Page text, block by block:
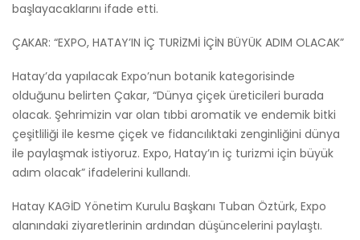
başlayacaklarını ifade etti.
ÇAKAR: “EXPO, HATAY’IN İÇ TURİZMİ İÇİN BÜYÜK ADIM OLACAK”
Hatay’da yapılacak Expo’nun botanik kategorisinde
olduğunu belirten Çakar, “Dünya çiçek üreticileri burada
olacak. Şehrimizin var olan tıbbi aromatik ve endemik bitki
çeşitliliği ile kesme çiçek ve fidancılıktaki zenginliğini dünya
ile paylaşmak istiyoruz. Expo, Hatay’ın iç turizmi için büyük
adım olacak” ifadelerini kullandı.
Hatay KAGİD Yönetim Kurulu Başkanı Tuban Öztürk, Expo
alanındaki ziyaretlerinin ardından düşüncelerini paylaştı.